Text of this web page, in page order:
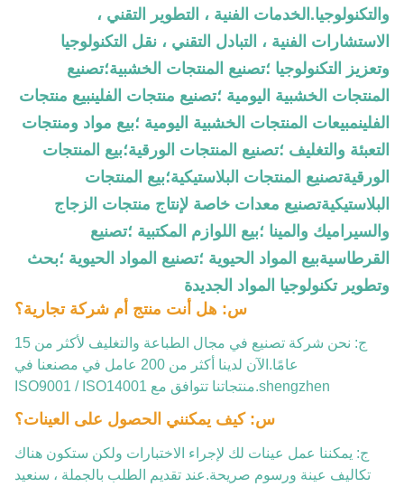
والتكنولوجيا.الخدمات الفنية ، التطوير التقني ،
الاستشارات الفنية ، التبادل التقني ، نقل التكنولوجيا
وتعزيز التكنولوجيا ؛تصنيع المنتجات الخشبية؛تصنيع
المنتجات الخشبية اليومية ؛تصنيع منتجات الفلينبيع منتجات
الفلينمبيعات المنتجات الخشبية اليومية ؛بيع مواد ومنتجات
التعبئة والتغليف ؛تصنيع المنتجات الورقية؛بيع المنتجات
الورقيةتصنيع المنتجات البلاستيكية؛بيع المنتجات
البلاستيكيةتصنيع معدات خاصة لإنتاج منتجات الزجاج
والسيراميك والمينا ؛بيع اللوازم المكتبية ؛تصنيع
القرطاسيةبيع المواد الحيوية ؛تصنيع المواد الحيوية ؛بحث
وتطوير تكنولوجيا المواد الجديدة
س: هل أنت منتج أم شركة تجارية؟
ج: نحن شركة تصنيع في مجال الطباعة والتغليف لأكثر من 15
عامًا.الآن لدينا أكثر من 200 عامل في مصنعنا في
shengzhen.منتجاتنا تتوافق مع ISO9001 / ISO14001
س: كيف يمكنني الحصول على العينات؟
ج: يمكننا عمل عينات لك لإجراء الاختبارات ولكن ستكون هناك
تكاليف عينة ورسوم صريحة.عند تقديم الطلب بالجملة ، سنعيد